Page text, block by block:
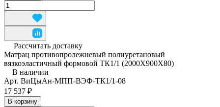
Рассчитать доставку
Матрац противопролежневый полиуретановый
вязкоэластичный формовой ТК1/1 (2000Х900Х80)
В наличии
Арт. ВиЦыАн-МПП-ВЭФ-ТК1/1-08
17 537 ₽
В корзину